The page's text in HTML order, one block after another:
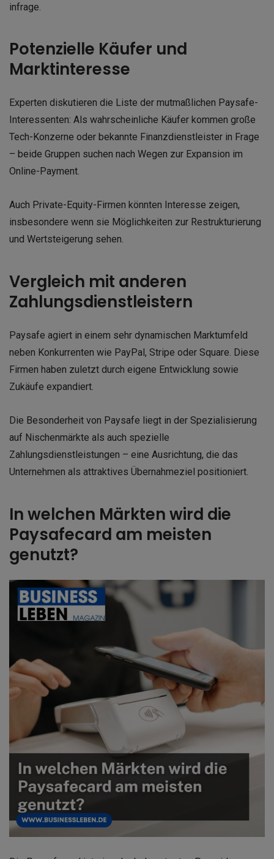
infrage.
Potenzielle Käufer und
Marktinteresse
Experten diskutieren die Liste der mutmaßlichen Paysafe-
Interessenten: Als wahrscheinliche Käufer kommen große
Tech-Konzerne oder bekannte Finanzdienstleister in Frage
– beide Gruppen suchen nach Wegen zur Expansion im
Online-Payment.
Auch Private-Equity-Firmen könnten Interesse zeigen,
insbesondere wenn sie Möglichkeiten zur Restrukturierung
und Wertsteigerung sehen.
Vergleich mit anderen
Zahlungsdienstleistern
Paysafe agiert in einem sehr dynamischen Marktumfeld
neben Konkurrenten wie PayPal, Stripe oder Square. Diese
Firmen haben zuletzt durch eigene Entwicklung sowie
Zukäufe expandiert.
Die Besonderheit von Paysafe liegt in der Spezialisierung
auf Nischenmärkte als auch spezielle
Zahlungsdienstleistungen – eine Ausrichtung, die das
Unternehmen als attraktives Übernahmeziel positioniert.
In welchen Märkten wird die
Paysafecard am meisten
genutzt?